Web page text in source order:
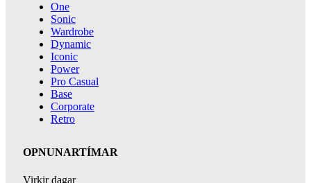
One
Sonic
Wardrobe
Dynamic
Iconic
Power
Pro Casual
Base
Corporate
Retro
OPNUNARTÍMAR
Virkir dagar